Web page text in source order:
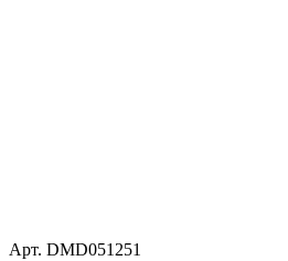
Арт. DMD051251